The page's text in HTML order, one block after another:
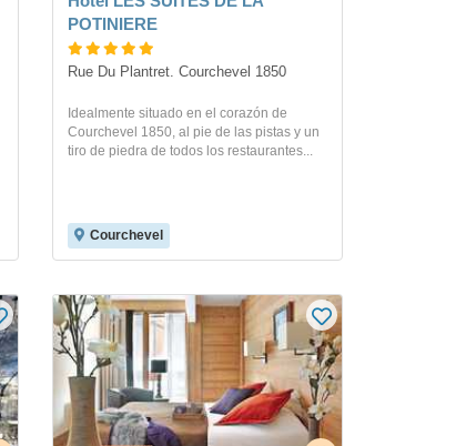
POTINIERE
Rue Du Plantret. Courchevel 1850
Idealmente situado en el corazón de
Courchevel 1850, al pie de las pistas y un
tiro de piedra de todos los restaurantes...
Courchevel